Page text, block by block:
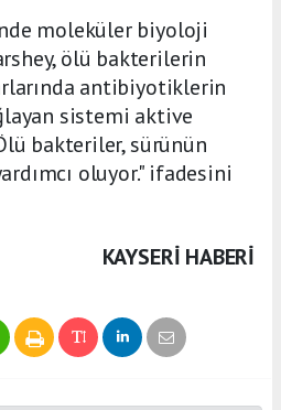
moleküler biyoloji
ölü bakterilerin
antibiyotiklerin
sistemi aktive
bakteriler, sürünün
oluyor." ifadesini
KAYSERI HABERİ